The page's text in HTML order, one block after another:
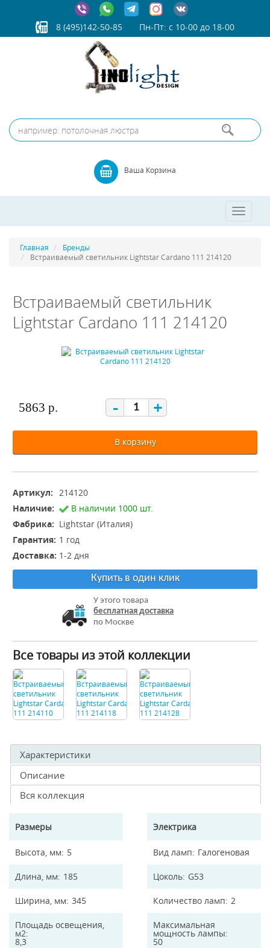
8 (495)142-50-85 Пн-Пт: с 10-00 до 18-00
Ваша Корзина
Toggle
Главная
Бренды
Встраиваемый светильник Lightstar Cardano 111 214120
Встраиваемый светильник
Lightstar Cardano 111 214120
5863 р. - +
В корзину
Артикул: 214120
Наличие:
В наличии 1000 шт.
Фабрика: Lightstar (Италия)
Гарантия: 1 год
Доставка: 1-2 дня
Купить в один клик
У этого товара
бесплатная доставка
по Москве
Все товары из этой коллекции
Характеристики
Описание
Вся коллекция
Размеры
Высота, мм 5
Длина, мм 185
Ширина, мм 345
Площадь освещения,
м2
8,3
Электрика
Вид ламп Галогеновая
Цоколь G53
Количество ламп 2
Максимальная
мощность лампы
50